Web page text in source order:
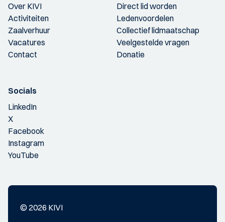
Over KIVI
Activiteiten
Zaalverhuur
Vacatures
Contact
Direct lid worden
Ledenvoordelen
Collectief lidmaatschap
Veelgestelde vragen
Donatie
Socials
LinkedIn
X
Facebook
Instagram
YouTube
© 2026 KIVI